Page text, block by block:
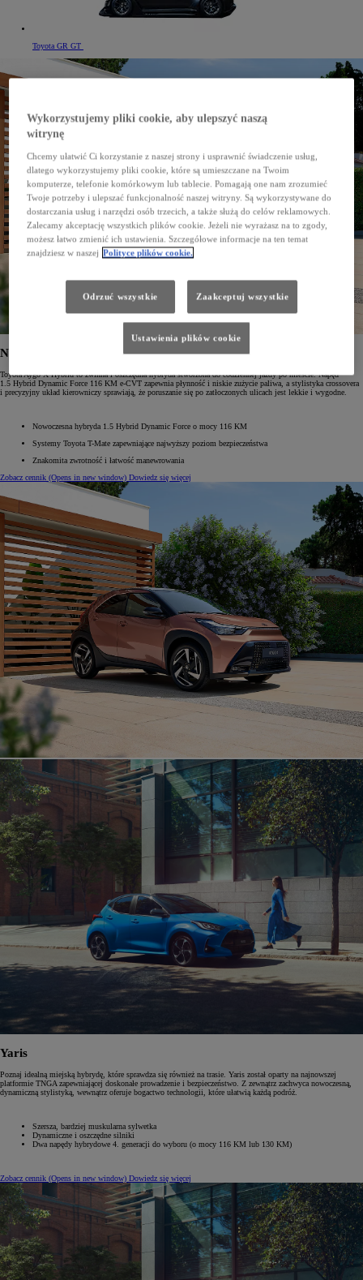
Toyota GR GT
Nowe Aygo X Hybrid
Toyota Aygo X Hybrid to zwinna i oszczędna hybryda stworzona do codziennej jazdy po mieście. Napęd
1.5 Hybrid Dynamic Force 116 KM e-CVT zapewnia płynność i niskie zużycie paliwa, a stylistyka crossovera
i precyzyjny układ kierowniczy sprawiają, że poruszanie się po zatłoczonych ulicach jest lekkie i wygodne.
Nowoczesna hybryda 1.5 Hybrid Dynamic Force o mocy 116 KM
Systemy Toyota T-Mate zapewniające najwyższy poziom bezpieczeństwa
Znakomita zwrotność i łatwość manewrowania
Zobacz cennik (Opens in new window) Dowiedz się więcej
Yaris
Poznaj idealną miejską hybrydę, które sprawdza się również na trasie. Yaris został oparty na najnowszej
platformie TNGA zapewniającej doskonałe prowadzenie i bezpieczeństwo. Z zewnątrz zachwyca nowoczesną,
dynamiczną stylistyką, wewnątrz oferuje bogactwo technologii, które ułatwią każdą podróż.
Szersza, bardziej muskularna sylwetka
Dynamiczne i ‎oszczędne silniki
Dwa napędy hybrydowe 4. generacji do wyboru (o mocy 116 KM lub 130 KM)
Zobacz cennik (Opens in new window) Dowiedz się więcej
Wykorzystujemy pliki cookie, aby ulepszyć naszą
witrynę
Chcemy ułatwić Ci korzystanie z naszej strony i usprawnić świadczenie usług,
dlatego wykorzystujemy pliki cookie, które są umieszczane na Twoim
komputerze, telefonie komórkowym lub tablecie. Pomagają one nam zrozumieć
Twoje potrzeby i ulepszać funkcjonalność naszej witryny. Są wykorzystywane do
dostarczania usług i narzędzi osób trzecich, a także służą do celów reklamowych.
Zalecamy akceptację wszystkich plików cookie. Jeżeli nie wyrażasz na to zgody,
możesz łatwo zmienić ich ustawienia. Szczegółowe informacje na ten temat
znajdziesz w naszej Polityce plików cookie.
Odrzuć wszystkie Zaakceptuj wszystkie
Ustawienia plików cookie